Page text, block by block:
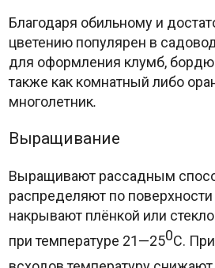
Благодаря обильному и
цветению популярен в
для оформления клумб,
также как комнатный либо
многолетник.
Выращивание
Выращивают рассадным
распределяют по поверхности
накрывают плёнкой или
при температуре 21—250С.